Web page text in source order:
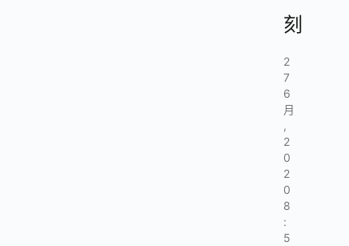
刻
2
7
6
月
,
2
0
2
0
8
:
5